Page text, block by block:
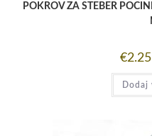
POKROV ZA STEBER
€2.25
Dodaj